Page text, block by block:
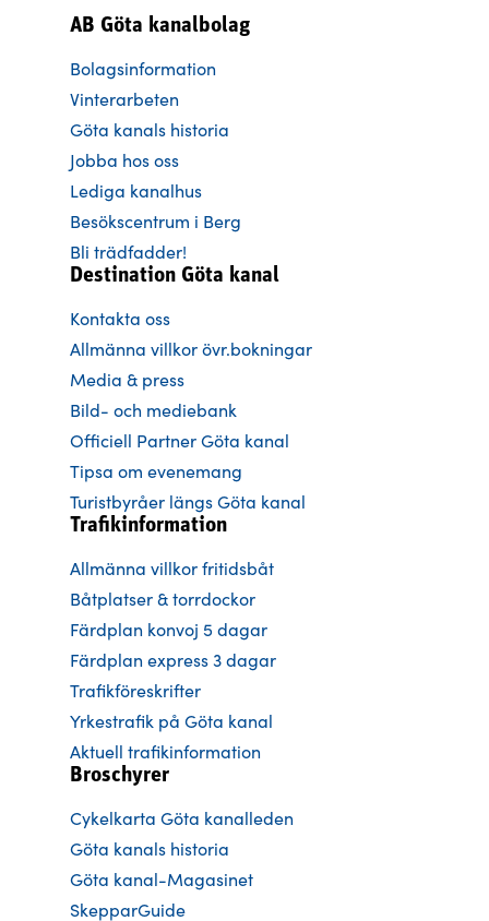
AB Göta kanalbolag
Bolagsinformation
Vinterarbeten
Göta kanals historia
Jobba hos oss
Lediga kanalhus
Besökscentrum i Berg
Bli trädfadder!
Destination Göta kanal
Kontakta oss
Allmänna villkor övr.bokningar
Media & press
Bild- och mediebank
Officiell Partner Göta kanal
Tipsa om evenemang
Turistbyråer längs Göta kanal
Trafikinformation
Allmänna villkor fritidsbåt
Båtplatser & torrdockor
Färdplan konvoj 5 dagar
Färdplan express 3 dagar
Trafikföreskrifter
Yrkestrafik på Göta kanal
Aktuell trafikinformation
Broschyrer
Cykelkarta Göta kanalleden
Göta kanals historia
Göta kanal-Magasinet
SkepparGuide